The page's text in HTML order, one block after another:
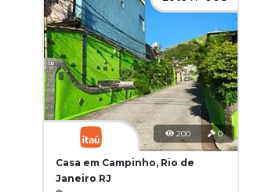
200 0
Casa em Campinho, Rio de
Janeiro RJ